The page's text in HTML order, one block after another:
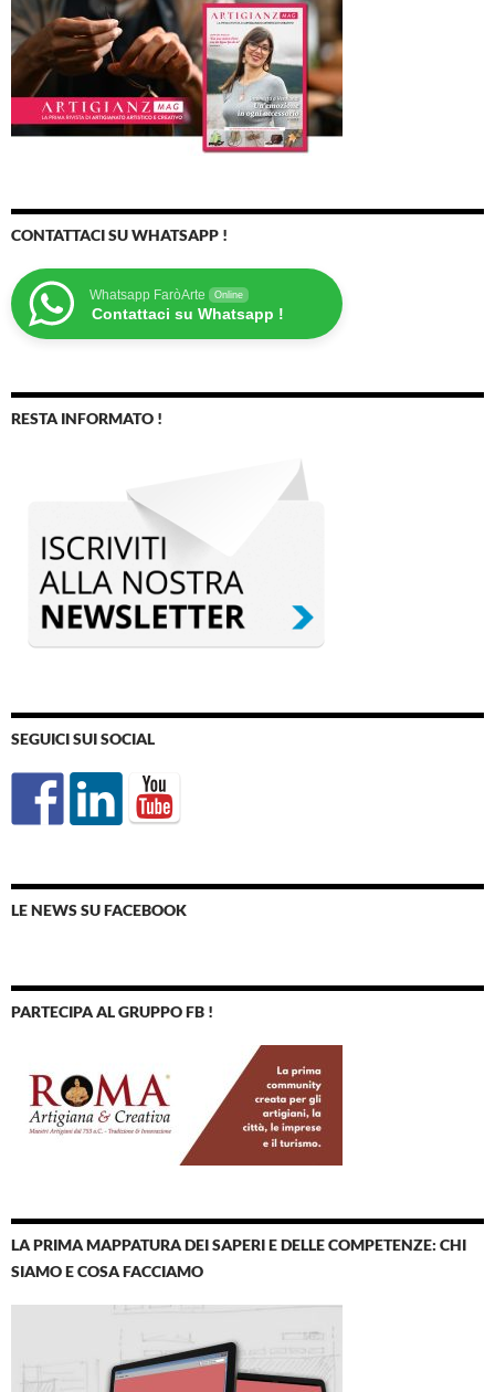
CONTATTACI SU WHATSAPP !
Whatsapp FaròArte Online
Contattaci su Whatsapp !
RESTA INFORMATO !
SEGUICI SUI SOCIAL
LE NEWS SU FACEBOOK
PARTECIPA AL GRUPPO FB !
LA PRIMA MAPPATURA DEI SAPERI E DELLE COMPETENZE: CHI
SIAMO E COSA FACCIAMO